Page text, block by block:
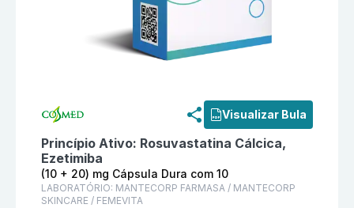
Visualizar Bula
Princípio Ativo: Rosuvastatina Cálcica,
Ezetimiba
(10 + 20) mg Cápsula Dura com 10
LABORATÓRIO: MANTECORP FARMASA / MANTECORP
SKINCARE / FEMEVITA